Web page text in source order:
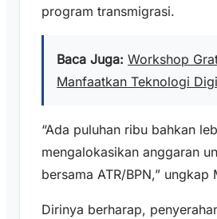
program transmigrasi.
Baca Juga: Workshop
Manfaatkan Teknologi
“Ada puluhan ribu bahkan
mengalokasikan anggaran
bersama ATR/BPN,” ungkap
Dirinya berharap,